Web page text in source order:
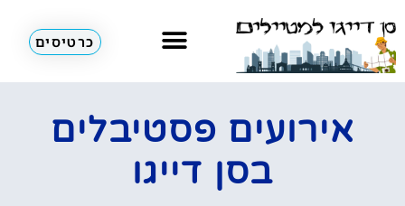
כרטיסים
אירועים פסטיבלים
בסן דייגו